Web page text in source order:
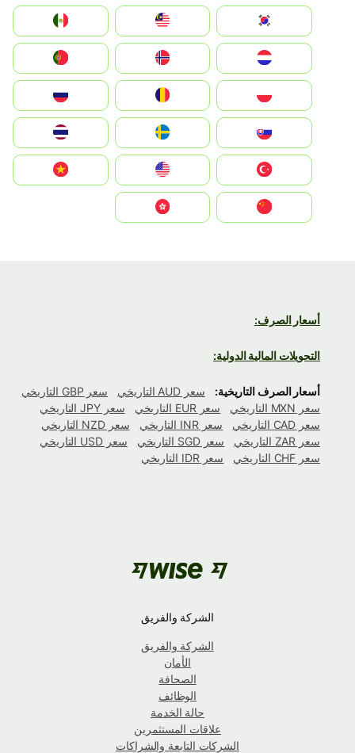
South Korea
Nederland
Portugal
România
Slovensko
United States
Vietnam
أسعار الصرف:
التحويلات المالية الدولية:
أسعار الصرف التاريخية: سعر AUD التاريخي
سعر GBP التاريخي
سعر MXN التاريخي
سعر EUR التاريخي
سعر JPY التاريخي
سعر CAD التاريخي
سعر INR التاريخي
سعر NZD التاريخي
سعر ZAR التاريخي
سعر SGD التاريخي
سعر USD التاريخي
سعر CHF التاريخي
سعر IDR التاريخي
الشركة والفريق
الشركة والفريق
الأمان
الصحافة
الوظائف
حالة الخدمة
علاقات المستثمرين
الشركات التابعة والشراكات